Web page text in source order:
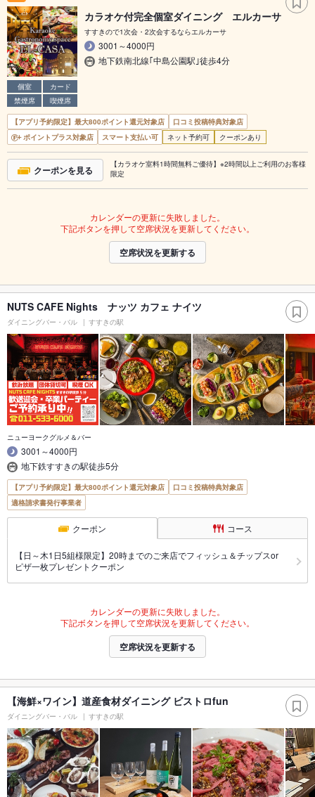
個室
カード
禁煙席
喫煙席
カラオケ付完全個室ダイニング エルカーサ
すすきので1次会・2次会するならエルカーサ
3001～4000円
地下鉄南北線｢中島公園駅｣徒歩4分
【アプリ予約限定】最大800ポイント還元対象店
口コミ投稿特典対象店
ポイントプラス対象店
スマート支払い可 ネット予約可 クーポンあり
クーポンを見る
【カラオケ室料1時間無料ご優待】※2時間以上ご利用のお客様
限定
カレンダーの更新に失敗しました。
下記ボタンを押して空席状況を更新してください。
空席状況を更新する
NUTS CAFE Nights ナッツ カフェ ナイツ
ダイニングバー・バル すすきの駅
ニューヨークグルメ＆バー
3001～4000円
地下鉄すすきの駅徒歩5分
【アプリ予約限定】最大800ポイント還元対象店
口コミ投稿特典対象店
適格請求書発行事業者
クーポン コース
【日～木1日5組様限定】20時までのご来店でフィッシュ＆チップスor
ピザ一枚プレゼントクーポン
カレンダーの更新に失敗しました。
下記ボタンを押して空席状況を更新してください。
空席状況を更新する
【海鮮×ワイン】道産食材ダイニング ビストロfun
ダイニングバー・バル すすきの駅